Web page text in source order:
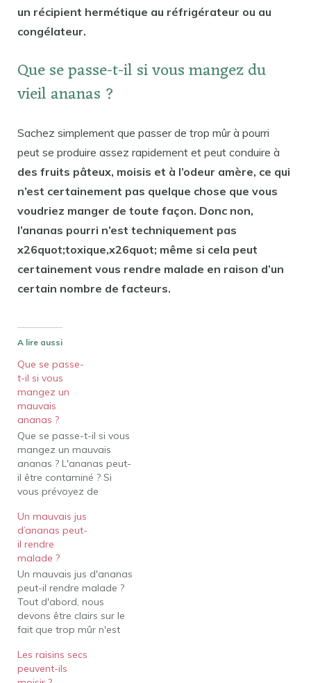
un récipient hermétique au réfrigérateur ou au
congélateur.
Que se passe-t-il si vous mangez du
vieil ananas ?
Sachez simplement que passer de trop mûr à pourri
peut se produire assez rapidement et peut conduire à
des fruits pâteux, moisis et à l’odeur amère, ce qui
n’est certainement pas quelque chose que vous
voudriez manger de toute façon. Donc non,
l’ananas pourri n’est techniquement pas
x26quot;toxique,x26quot; même si cela peut
certainement vous rendre malade en raison d’un
certain nombre de facteurs.
A lire aussi
Que se passe-
t-il si vous
mangez un
mauvais
ananas ?
Que se passe-t-il si vous
mangez un mauvais
ananas ? L'ananas peut-
il être contaminé ? Si
vous prévoyez de
et que vous ne le lavez
pas d'abord, il y a un
risque que vous ayez une
intoxication alimentaire
au staphylocoque,
auquel cas vous risquez
de passer…
Un mauvais jus
d’ananas peut-
il rendre
malade ?
Un mauvais jus d'ananas
peut-il rendre malade ?
Tout d'abord, nous
devons être clairs sur le
fait que trop mûr n'est
de pourri, même dans le
cas de l'ananas
Les raisins secs
peuvent-ils